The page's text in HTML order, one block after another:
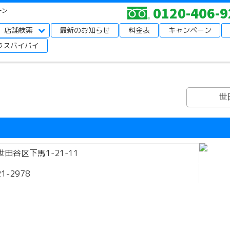
店舗検索 最新のお知らせ 料金表
キャンペーン
スバイバイ
0120-406-
世
田谷区下馬1-21-11
2978